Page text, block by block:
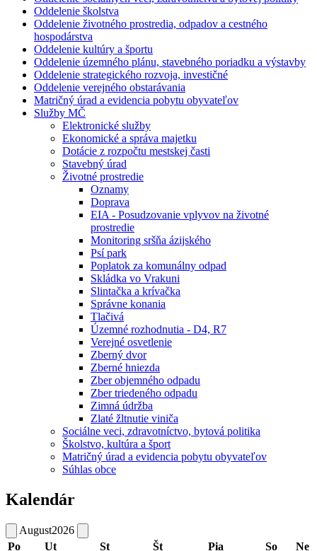
Oddelenie školstva
Oddelenie životného prostredia, odpadov a cestného
hospodárstva
Oddelenie kultúry a športu
Oddelenie územného plánu, stavebného poriadku a výstavby
Oddelenie strategického rozvoja, investičné
Oddelenie verejného obstarávania
Matričný úrad a evidencia pobytu obyvateľov
Služby MČ
Elektronické služby
Ekonomické a správa majetku
Dotácie z rozpočtu mestskej časti
Stavebný úrad
Životné prostredie
Oznamy
Doprava
EIA - Posudzovanie vplyvov na životné
prostredie
Monitoring sršňa ázijského
Psí park
Poplatok za komunálny odpad
Skládka vo Vrakuni
Slintačka a krívačka
Správne konania
Tlačivá
Územné rozhodnutia - D4, R7
Verejné osvetlenie
Zberný dvor
Zberné hniezda
Zber objemného odpadu
Zber triedeného odpadu
Zimná údržba
Zlaté žltnutie viniča
Sociálne veci, zdravotníctvo, bytová politika
Školstvo, kultúra a šport
Matričný úrad a evidencia pobytu obyvateľov
Súhlas obce
Kalendár
August2026
Po
Ut St Št Pia So Ne